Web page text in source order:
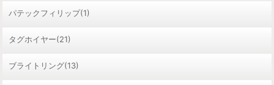
パテックフィリップ(1)
タグホイヤー(21)
ブライトリング(13)